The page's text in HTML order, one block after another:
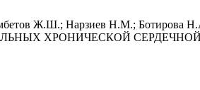
Ж.Ш.; Нарзиев Н.М.;
ХРОНИЧЕСКОЙ